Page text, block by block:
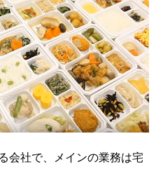
会社で、メインの業務は宅